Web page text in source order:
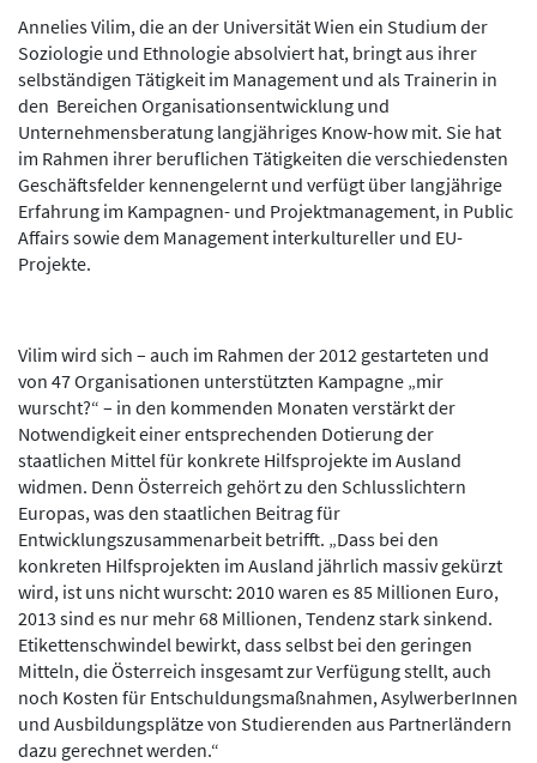
Annelies Vilim, die an der Universität Wien ein Studium der
Soziologie und Ethnologie absolviert hat, bringt aus ihrer
selbständigen Tätigkeit im Management und als Trainerin in
den Bereichen Organisationsentwicklung und
Unternehmensberatung langjähriges Know-how mit. Sie hat
im Rahmen ihrer beruflichen Tätigkeiten die verschiedensten
Geschäftsfelder kennengelernt und verfügt über langjährige
Erfahrung im Kampagnen- und Projektmanagement, in Public
Affairs sowie dem Management interkultureller und EU-
Projekte.
Vilim wird sich – auch im Rahmen der 2012 gestarteten und
von 47 Organisationen unterstützten Kampagne „mir
wurscht?“ – in den kommenden Monaten verstärkt der
Notwendigkeit einer entsprechenden Dotierung der
staatlichen Mittel für konkrete Hilfsprojekte im Ausland
widmen. Denn Österreich gehört zu den Schlusslichtern
Europas, was den staatlichen Beitrag für
Entwicklungszusammenarbeit betrifft. „Dass bei den
konkreten Hilfsprojekten im Ausland jährlich massiv gekürzt
wird, ist uns nicht wurscht: 2010 waren es 85 Millionen Euro,
2013 sind es nur mehr 68 Millionen, Tendenz stark sinkend.
Etikettenschwindel bewirkt, dass selbst bei den geringen
Mitteln, die Österreich insgesamt zur Verfügung stellt, auch
noch Kosten für Entschuldungsmaßnahmen, AsylwerberInnen
und Ausbildungsplätze von Studierenden aus Partnerländern
dazu gerechnet werden.“